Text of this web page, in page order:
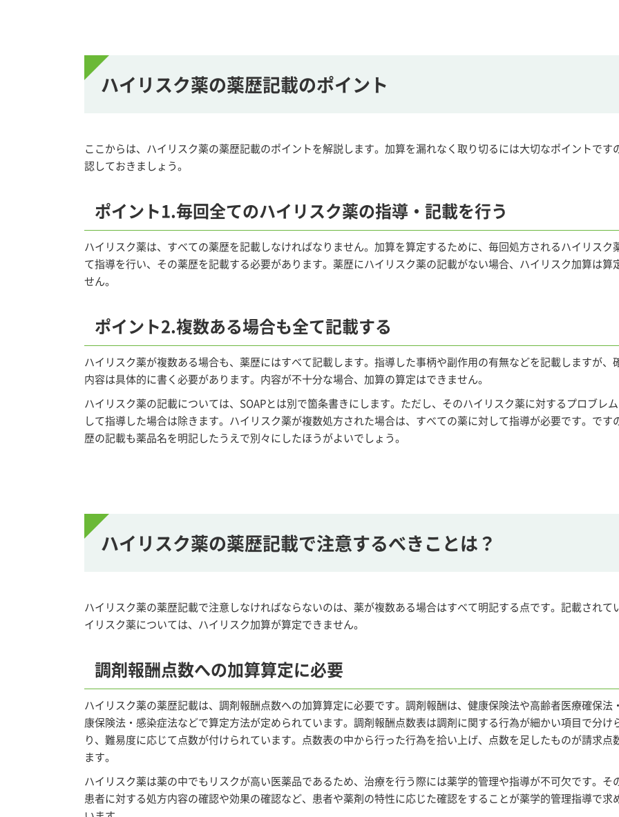
ハイリスク薬の薬歴記載のポイント
ここからは、ハイリスク薬の薬歴記載のポイントを解説します。加算を漏れなく取り切るには大切なポイントです
認しておきましょう。
ポイント1.毎回全てのハイリスク薬の指導・記載を行う
ハイリスク薬は、すべての薬歴を記載しなければなりません。加算を算定するために、毎回処方されるハイリスク
て指導を行い、その薬歴を記載する必要があります。薬歴にハイリスク薬の記載がない場合、ハイリスク加算は算
せん。
ポイント2.複数ある場合も全て記載する
ハイリスク薬が複数ある場合も、薬歴にはすべて記載します。指導した事柄や副作用の有無などを記載しますが、
内容は具体的に書く必要があります。内容が不十分な場合、加算の算定はできません。
ハイリスク薬の記載については、SOAPとは別で箇条書きにします。ただし、そのハイリスク薬に対するプロブレ
して指導した場合は除きます。ハイリスク薬が複数処方された場合は、すべての薬に対して指導が必要です。です
歴の記載も薬品名を明記したうえで別々にしたほうがよいでしょう。
ハイリスク薬の薬歴記載で注意するべきことは？
ハイリスク薬の薬歴記載で注意しなければならないのは、薬が複数ある場合はすべて明記する点です。記載されて
イリスク薬については、ハイリスク加算が算定できません。
調剤報酬点数への加算算定に必要
ハイリスク薬の薬歴記載は、調剤報酬点数への加算算定に必要です。調剤報酬は、健康保険法や高齢者医療確保法
康保険法・感染症法などで算定方法が定められています。調剤報酬点数表は調剤に関する行為が細かい項目で分け
り、難易度に応じて点数が付けられています。点数表の中から行った行為を拾い上げ、点数を足したものが請求点
ます。
ハイリスク薬は薬の中でもリスクが高い医薬品であるため、治療を行う際には薬学的管理や指導が不可欠です。そ
患者に対する処方内容の確認や効果の確認など、患者や薬剤の特性に応じた確認をすることが薬学的管理指導で求